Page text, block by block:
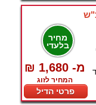
מחיר
בלעדי
₪ 1,680 -מ
המחיר לזוג
פרטי הדיל